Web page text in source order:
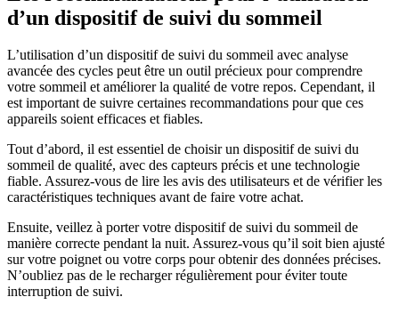
d’un dispositif de suivi du sommeil
L’utilisation d’un dispositif de suivi du sommeil avec analyse
avancée des cycles peut être un outil précieux pour comprendre
votre sommeil et améliorer la qualité de votre repos. Cependant, il
est important de suivre certaines recommandations pour que ces
appareils soient efficaces et fiables.
Tout d’abord, il est essentiel de choisir un dispositif de suivi du
sommeil de qualité, avec des capteurs précis et une technologie
fiable. Assurez-vous de lire les avis des utilisateurs et de vérifier les
caractéristiques techniques avant de faire votre achat.
Ensuite, veillez à porter votre dispositif de suivi du sommeil de
manière correcte pendant la nuit. Assurez-vous qu’il soit bien ajusté
sur votre poignet ou votre corps pour obtenir des données précises.
N’oubliez pas de le recharger régulièrement pour éviter toute
interruption de suivi.